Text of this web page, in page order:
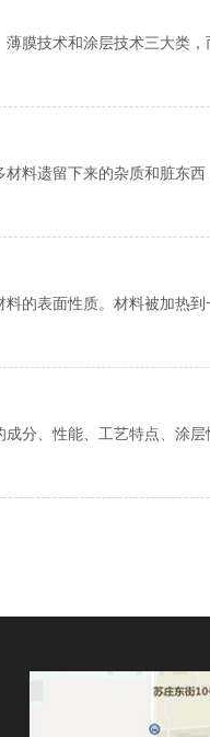
膜技术和涂层技术三大类
料遗留下来的杂质和脏东
的表面性质。材料被加热
分、性能、工艺特点、涂